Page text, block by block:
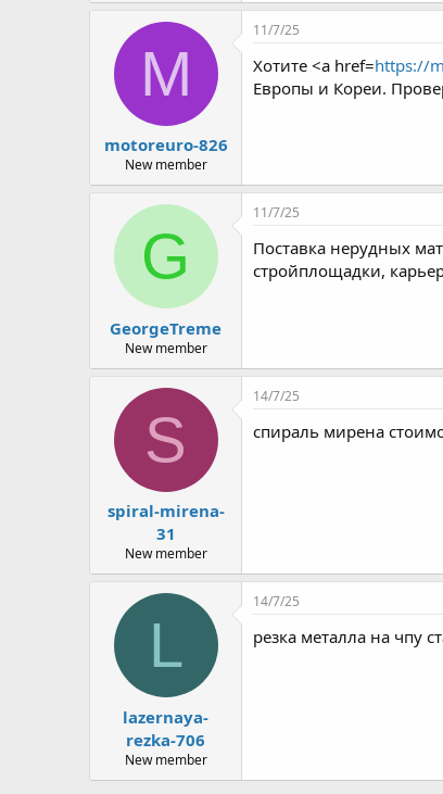
M
motoreuro-826
New member
11/7/25
Хотите <a href=https://
Европы и Кореи.
G
GeorgeTreme
New member
11/7/25
Поставка нерудных
стройплощадки,
S
spiral-mirena-
31
New member
14/7/25
спираль мирена
L
lazernaya-
rezka-706
New member
14/7/25
резка металла на чпу